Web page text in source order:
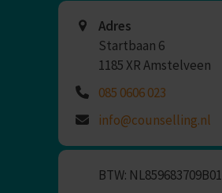
Adres
Startbaan 6
1185 XR Amstelveen
085 0606 023
info@counselling.nl
BTW: NL859683709B01